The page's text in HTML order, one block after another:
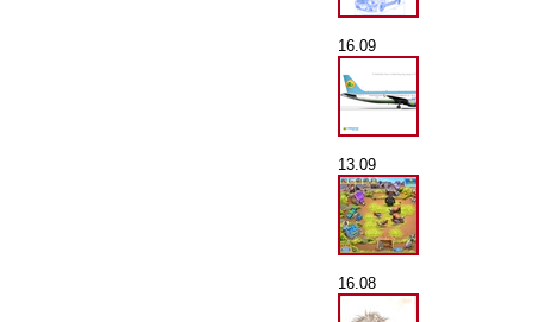
16.09
13.09
16.08